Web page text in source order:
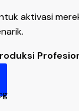
aktivasi